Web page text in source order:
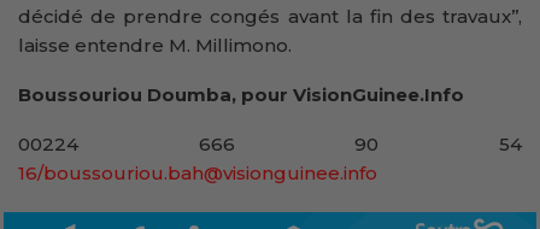
décidé de prendre congés avant la fin des travaux’’,
laisse entendre M. Millimono.
Boussouriou Doumba, pour VisionGuinee.Info
00224 666 90 54
16/boussouriou.bah@visionguinee.info